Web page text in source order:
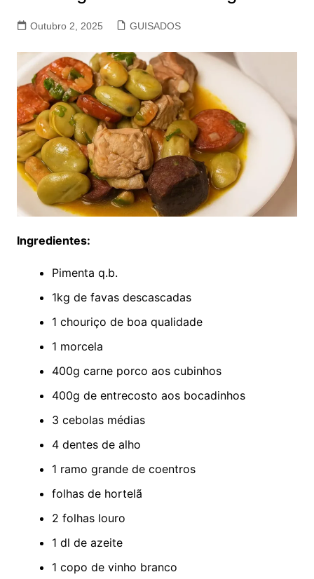
Outubro 2, 2025 GUISADOS
Ingredientes:
Pimenta q.b.
1kg de favas descascadas
1 chouriço de boa qualidade
1 morcela
400g carne porco aos cubinhos
400g de entrecosto aos bocadinhos
3 cebolas médias
4 dentes de alho
1 ramo grande de coentros
folhas de hortelã
2 folhas louro
1 dl de azeite
1 copo de vinho branco